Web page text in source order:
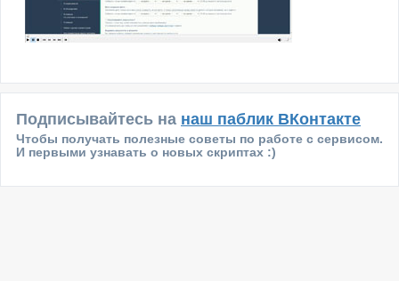
Подписывайтесь на наш паблик ВКонтакте
Чтобы получать полезные советы по работе с сервисом.
И первыми узнавать о новых скриптах :)